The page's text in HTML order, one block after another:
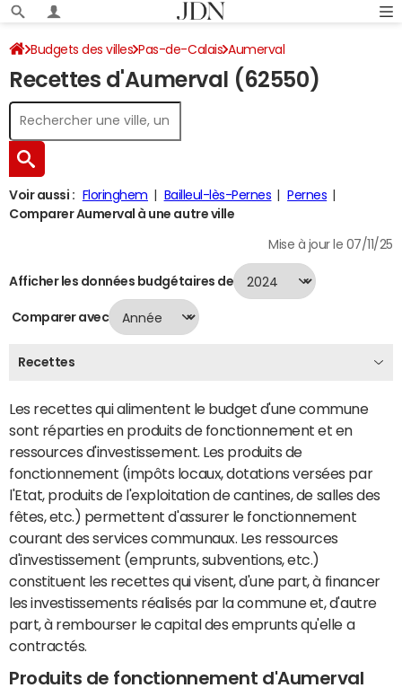
Budgets des villes Pas-de-Calais Aumerval
Recettes 2024
Recettes d'Aumerval (62550)
Voir aussi : Floringhem Bailleul-lès-Pernes
Pernes
Comparer Aumerval à une autre ville
Mise à jour le 07/11/25
Afficher les données budgétaires de
Comparer avec
Recettes
Les recettes qui alimentent le budget d'une commune
sont réparties en produits de fonctionnement et en
ressources d'investissement. Les produits de
fonctionnement (impôts locaux, dotations versées par
l'Etat, produits de l'exploitation de cantines, de salles des
fêtes, etc.) permettent d'assurer le fonctionnement
courant des services communaux. Les ressources
d'investissement (emprunts, subventions, etc.)
constituent les recettes qui visent, d'une part, à financer
les investissements réalisés par la commune et, d'autre
part, à rembourser le capital des emprunts qu'elle a
contractés.
Produits de fonctionnement d'Aumerval